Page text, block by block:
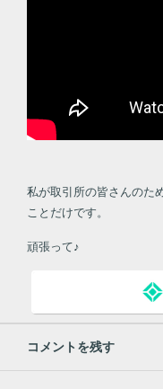
私が取引所の皆さんのた
ことだけです。
頑張って♪
コメントを残す